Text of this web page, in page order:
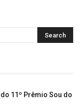
11º Prêmio Sou do